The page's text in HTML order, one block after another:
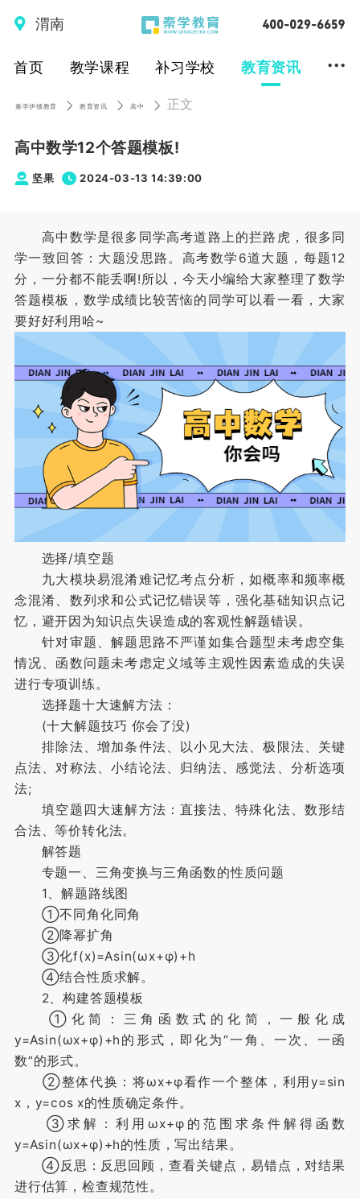
渭南
首页 教学课程 补习学校 教育资讯 ...
秦学伊顿教育 教育资讯 高中 正文
高中数学12个答题模板!
坚果 2024-03-13 14:39:00
高中数学是很多同学高考道路上的拦路虎，很多同
学一致回答：大题没思路。高考数学6道大题，每题12
分，一分都不能丢啊!所以，今天小编给大家整理了数学
答题模板，数学成绩比较苦恼的同学可以看一看，大家
要好好利用哈~
选择/填空题
九大模块易混淆难记忆考点分析，如概率和频率概
念混淆、数列求和公式记忆错误等，强化基础知识点记
忆，避开因为知识点失误造成的客观性解题错误。
针对审题、解题思路不严谨如集合题型未考虑空集
情况、函数问题未考虑定义域等主观性因素造成的失误
进行专项训练。
选择题十大速解方法：
(十大解题技巧 你会了没)
排除法、增加条件法、以小见大法、极限法、关键
点法、对称法、小结论法、归纳法、感觉法、分析选项
法;
填空题四大速解方法：直接法、特殊化法、数形结
合法、等价转化法。
解答题
专题一、三角变换与三角函数的性质问题
1、解题路线图
①不同角化同角
②降幂扩角
③化f(x)=Asin(ωx+φ)+h
④结合性质求解。
2、构建答题模板
①化简：三角函数式的化简，一般化成
y=Asin(ωx+φ)+h的形式，即化为“一角、一次、一函
数”的形式。
②整体代换：将ωx+φ看作一个整体，利用y=sin
x，y=cos x的性质确定条件。
③求解：利用ωx+φ的范围求条件解得函数
y=Asin(ωx+φ)+h的性质，写出结果。
④反思：反思回顾，查看关键点，易错点，对结果
进行估算，检查规范性。